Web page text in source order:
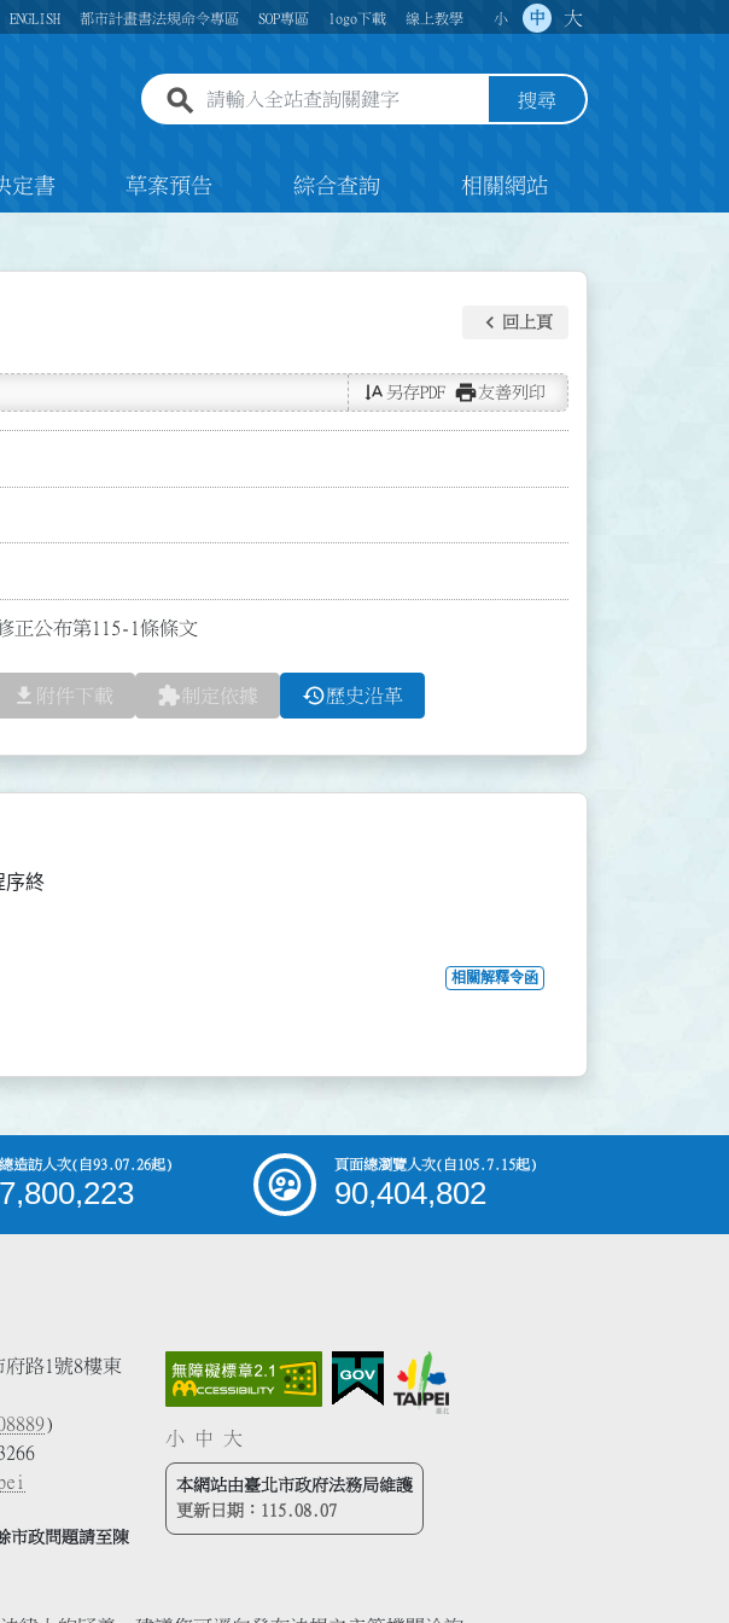
ENGLISH 都市計畫書法規命令專區 SOP專區 logo下載 線上教學 小 中 大
全站查詢關鍵字欄位 搜尋
定書 草案預告 綜合查詢 相關網站
keyboard_arrow_left 回上頁
text_rotate_vertical 另存PDF print友善列印
正公布第115-1條條文
file_download 附件下載 extension制定依據 history歷史沿革
序終
相關解釋令函
總造訪人次(自93.07.26起)
7,800,223
頁面總瀏覽人次(自105.7.15起)
90,404,802
府路1號8樓東
)
市政問題請至陳
小 中 大
本網站由臺北市政府法務局維護
更新日期： 115.08.07